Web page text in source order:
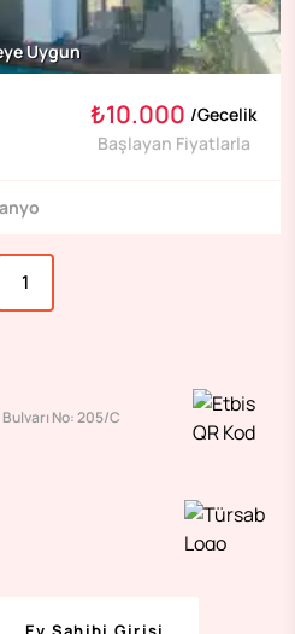
Uygun
₺10.000 /Gecelik
Başlayan Fiyatlarla
1
No: 205/C